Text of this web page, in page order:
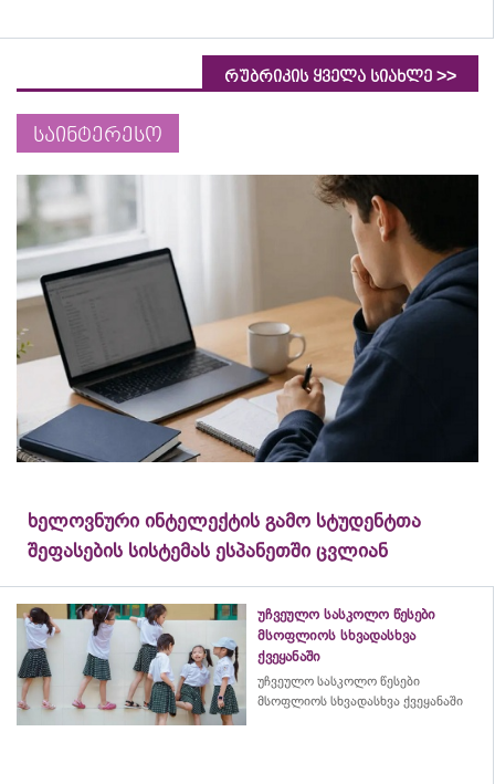
რუბრიკის ყველა სიახლე >>
საინტერესო
ხელოვნური ინტელექტის გამო სტუდენტთა
შეფასების სისტემას ესპანეთში ცვლიან
უჩვეულო სასკოლო წესები
მსოფლიოს სხვადასხვა
ქვეყანაში
უჩვეულო სასკოლო წესები
მსოფლიოს სხვადასხვა ქვეყანაში